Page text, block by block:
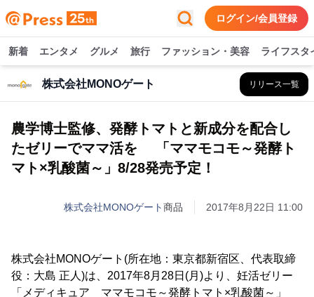
ログイン/会員登録
新着 エンタメ グルメ 旅行 ファッション・美容 ライフスタ
株式会社MONOゲート リリース一覧
農学博士監修、発酵トマトと新成分を配合し
たゼリーでママ活を 「ママモコモ～発酵ト
マト×乳酸菌～」8/28発売予定！
株式会社MONOゲート商品 2017年8月22日 11:00
株式会社MONOゲート(所在地：東京都新宿区、代表取締
役：大島 正人)は、2017年8月28日(月)より、妊活ゼリー
「メディキュア ママモコモ～発酵トマト×乳酸菌～」